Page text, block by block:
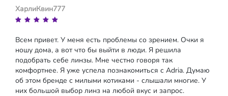
ХарлиКвин777
Всем привет. У меня есть проблемы со зрением. Очки я
ношу дома, а вот что бы выйти в люди. Я решила
подобрать себе линзы. Мне честно говоря так
комфортнее. Я уже успела познакомиться с Adria. Думаю
об этом бренде с милыми котиками - слышали многие. У
них большой выбор линз на любой вкус и запрос.